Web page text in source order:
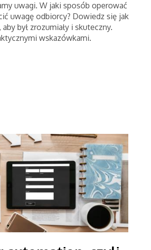
uwagi. W jaki sposób operować
uwagę odbiorcy? Dowiedz się jak
był zrozumiały i skuteczny.
wskazówkami.